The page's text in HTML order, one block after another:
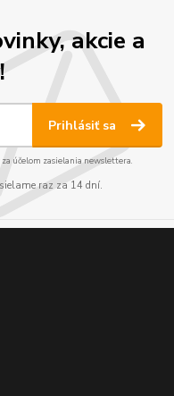
akcie a
Prihlásiť sa
za účelom zasielania newslettera.
raz za 14 dní.